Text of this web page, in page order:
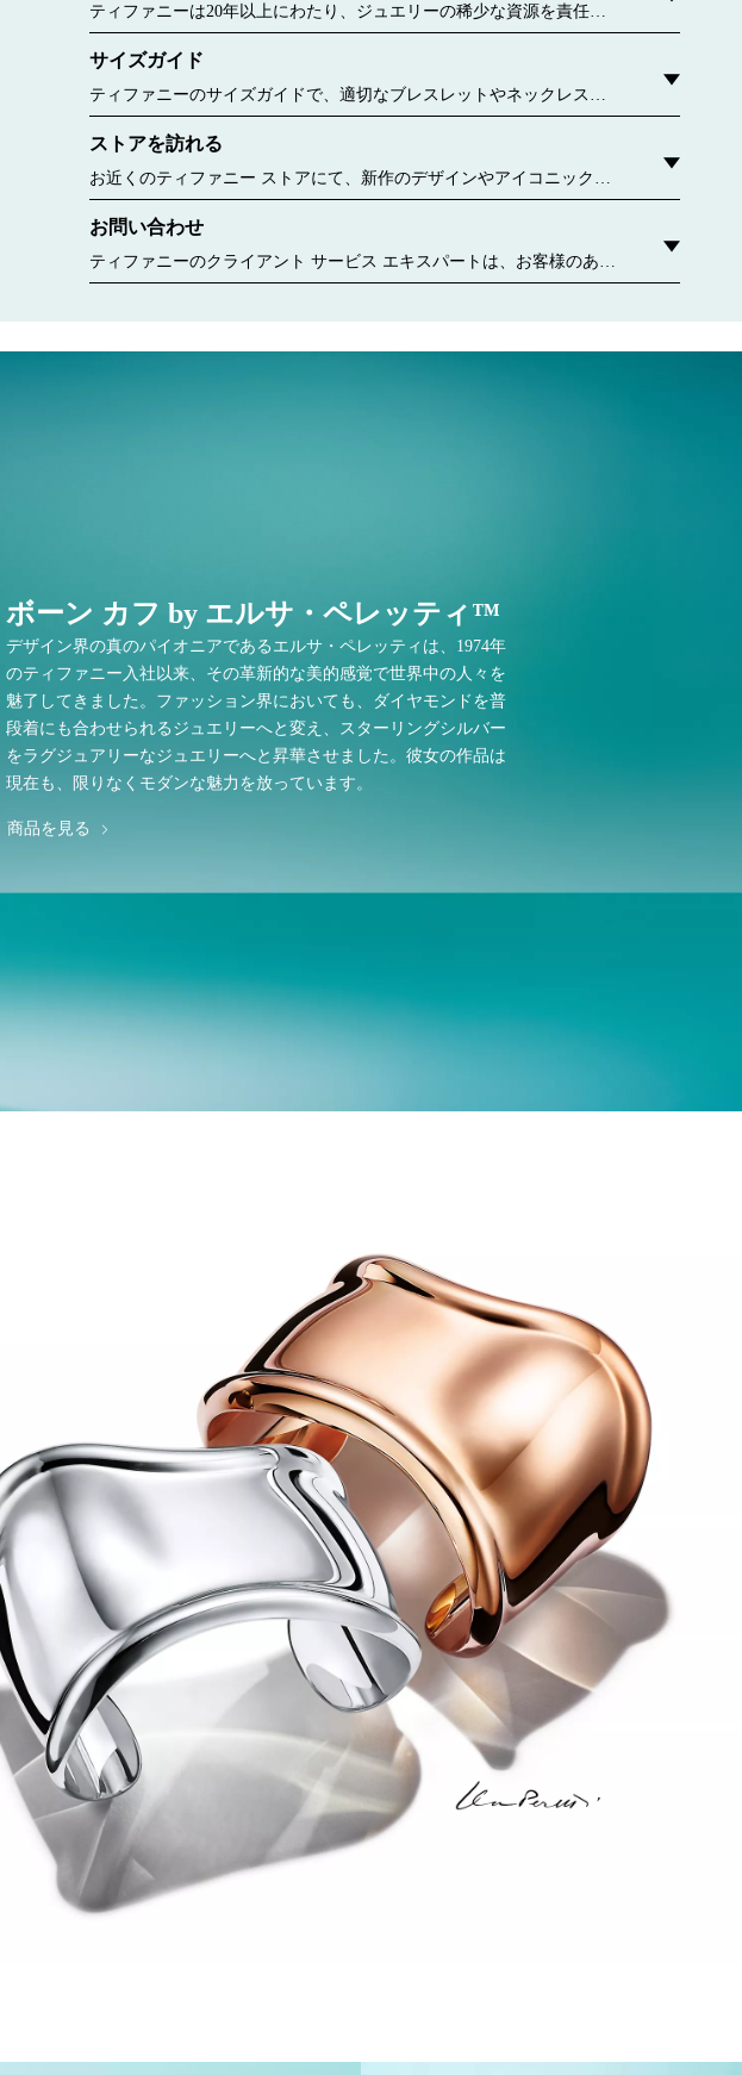
ルー バッグが、持続可能な材料や再生紙から作られています。 詳しく
見る
ティファニーは20年以上にわたり、ジュエリーの稀少な資源を責任を
持って調達することに専念してきました。 詳しく見る
サイズガイド
ティファニーのサイズガイドで、適切なブレスレットやネックレス、
リングのサイズをご確認ください。
{window.tiffany.authoredContent.ringsSizeGuideExperienc
ストアを訪れる
お近くのティファニー ストアにて、新作のデザインやアイコニックな
コレクションなどをご覧ください。 お近くのティファニー ストアはこ
ちら
お問い合わせ
ティファニーのクライアント サービス エキスパートは、お客様のあら
ゆるニーズに合わせてパーソナライズされたサービスをご提供しま
ボーン カフ by エルサ・ペレッティ™
デザイン界の真のパイオニアであるエルサ・ペレッティは、1974年
のティファニー入社以来、その革新的な美的感覚で世界中の人々を
魅了してきました。ファッション界においても、ダイヤモンドを普
段着にも合わせられるジュエリーへと変え、スターリングシルバー
をラグジュアリーなジュエリーへと昇華させました。彼女の作品は
現在も、限りなくモダンな魅力を放っています。
商品を見る